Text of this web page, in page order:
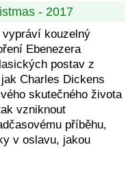
- 2017
vypráví kouzelný
Ebenezera
postav z
Charles Dickens
skutečného života
vzniknout
příběhu,
v oslavu, jakou